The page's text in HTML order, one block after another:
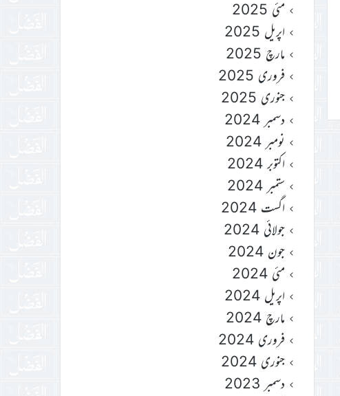
مئی 2025
اپریل 2025
مارچ 2025
فروری 2025
جنوری 2025
دسمبر 2024
نومبر 2024
اکتوبر 2024
ستمبر 2024
اگست 2024
جولائی 2024
جون 2024
مئی 2024
اپریل 2024
مارچ 2024
فروری 2024
جنوری 2024
دسمبر 2023